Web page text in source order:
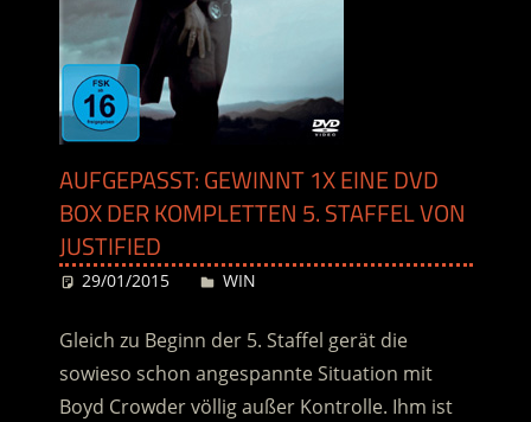
AUFGEPASST: GEWINNT 1X EINE DVD
BOX DER KOMPLETTEN 5. STAFFEL VON
JUSTIFIED
29/01/2015 Desiree
WIN
Gleich zu Beginn der 5. Staffel gerät die
sowieso schon angespannte Situation mit
Boyd Crowder völlig außer Kontrolle. Ihm ist